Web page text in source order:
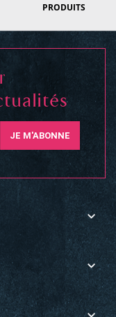
PRODUITS
JE M'ABONNE